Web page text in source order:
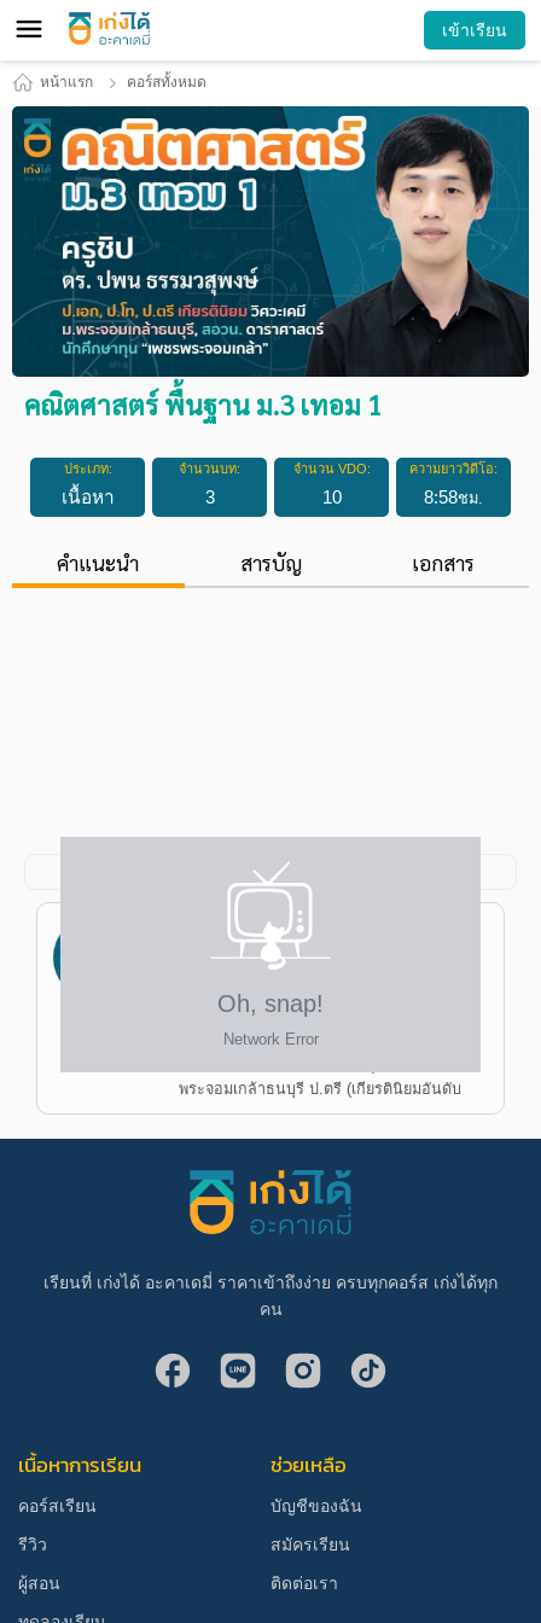
เข้าเรียน
หน้าแรก คอร์สทั้งหมด
คณิตศาสตร์ พื้นฐาน ม.3 เทอม 1
ประเภท:
เนื้อหา
จำนวนบท:
3
จำนวน VDO:
10
ความยาววิดีโอ:
8:58ชม.
คำแนะนำ สารบัญ เอกสาร
ดร.ปพน ธรรมวสุพงษ์
ป.เอก ปรัชญาดุษฎีบัณฑิต (เคมี) ม.เทคโนโลยี
พระจอมเกล้าธนบุรี ป.โท วิศวกรรมศาสตร์
มหาบัณฑิต (เคมี) โครงการทักษะวิศวกรรมชีว
เภสัชภัณฑ์ (Biopharmaceutical Engineering
พระจอมเกล้าธนบุรี ป.ตรี (เกียรตินิยมอันดับ
เรียนที่ เก่งได้ อะคาเดมี่ ราคาเข้าถึงง่าย ครบทุกคอร์ส เก่งได้ทุก
คน
เนื้อหาการเรียน
คอร์สเรียน
รีวิว
ผู้สอน
ช่วยเหลือ
บัญชีของฉัน
สมัครเรียน
ติดต่อเรา